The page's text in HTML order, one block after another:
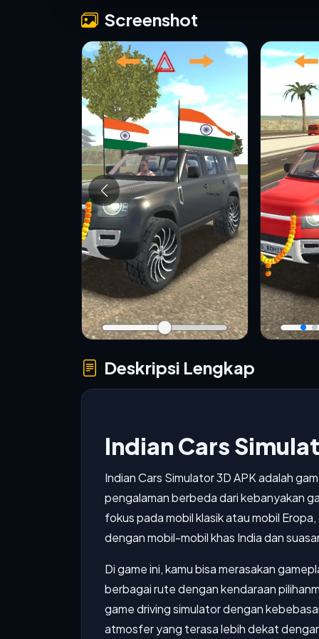
Screenshot
Deskripsi Lengkap
Indian Cars
Indian Cars Simulator 3D APK adalah
pengalaman berbeda dari kebanyakan
fokus pada mobil klasik atau mobil
dengan mobil-mobil khas India dan
Di game ini, kamu bisa merasakan
berbagai rute dengan kendaraan
game driving simulator dengan
atmosfer yang terasa lebih dekat